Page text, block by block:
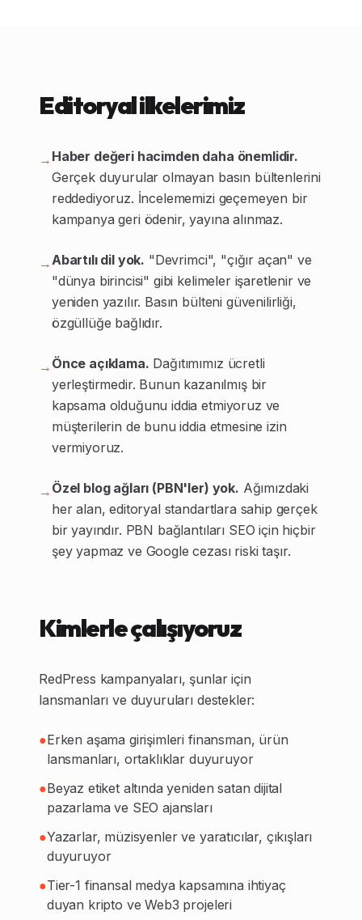
Editoryal ilkelerimiz
→ Haber değeri hacimden daha önemlidir.
Gerçek duyurular olmayan basın bültenlerini
reddediyoruz. İncelememizi geçemeyen bir
kampanya geri ödenir, yayına alınmaz.
→Abartılı dil yok. "Devrimci", "çığır açan" ve
"dünya birincisi" gibi kelimeler işaretlenir ve
yeniden yazılır. Basın bülteni güvenilirliği,
özgüllüğe bağlıdır.
→ Önce açıklama. Dağıtımımız ücretli
yerleştirmedir. Bunun kazanılmış bir
kapsama olduğunu iddia etmiyoruz ve
müşterilerin de bunu iddia etmesine izin
vermiyoruz.
→ Özel blog ağları (PBN'ler) yok. Ağımızdaki
her alan, editoryal standartlara sahip gerçek
bir yayındır. PBN bağlantıları SEO için hiçbir
şey yapmaz ve Google cezası riski taşır.
Kimlerle çalışıyoruz
RedPress kampanyaları, şunlar için
lansmanları ve duyuruları destekler:
●Erken aşama girişimleri finansman, ürün
lansmanları, ortaklıklar duyuruyor
●Beyaz etiket altında yeniden satan dijital
pazarlama ve SEO ajansları
●Yazarlar, müzisyenler ve yaratıcılar, çıkışları
duyuruyor
●Tier-1 finansal medya kapsamına ihtiyaç
duyan kripto ve Web3 projeleri